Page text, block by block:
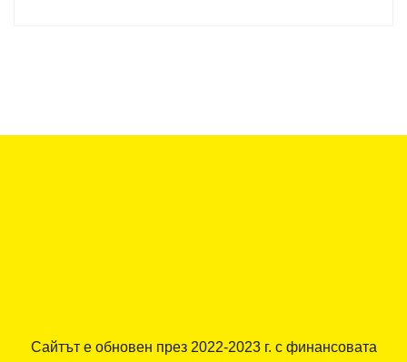
Сайтът е обновен през 2022-2023 г. с финансовата